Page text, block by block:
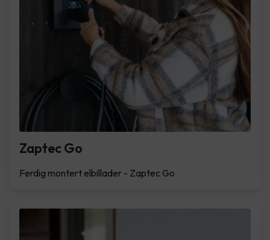
Zaptec Go
Ferdig montert elbillader - Zaptec Go